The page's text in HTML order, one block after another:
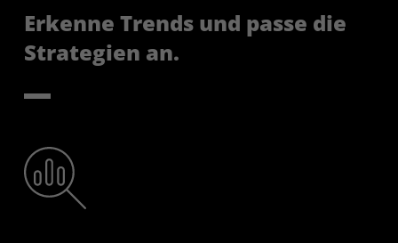
Erkenne Trends und passe die
Strategien an.